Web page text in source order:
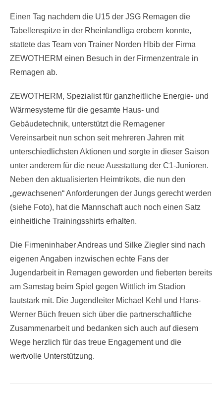
Einen Tag nachdem die U15 der JSG Remagen die
Tabellenspitze in der Rheinlandliga erobern konnte,
stattete das Team von Trainer Norden Hbib der Firma
ZEWOTHERM einen Besuch in der Firmenzentrale in
Remagen ab.
ZEWOTHERM, Spezialist für ganzheitliche Energie- und
Wärmesysteme für die gesamte Haus- und
Gebäudetechnik, unterstützt die Remagener
Vereinsarbeit nun schon seit mehreren Jahren mit
unterschiedlichsten Aktionen und sorgte in dieser Saison
unter anderem für die neue Ausstattung der C1-Junioren.
Neben den aktualisierten Heimtrikots, die nun den
„gewachsenen“ Anforderungen der Jungs gerecht werden
(siehe Foto), hat die Mannschaft auch noch einen Satz
einheitliche Trainingsshirts erhalten.
Die Firmeninhaber Andreas und Silke Ziegler sind nach
eigenen Angaben inzwischen echte Fans der
Jugendarbeit in Remagen geworden und fieberten bereits
am Samstag beim Spiel gegen Wittlich im Stadion
lautstark mit. Die Jugendleiter Michael Kehl und Hans-
Werner Büch freuen sich über die partnerschaftliche
Zusammenarbeit und bedanken sich auch auf diesem
Wege herzlich für das treue Engagement und die
wertvolle Unterstützung.